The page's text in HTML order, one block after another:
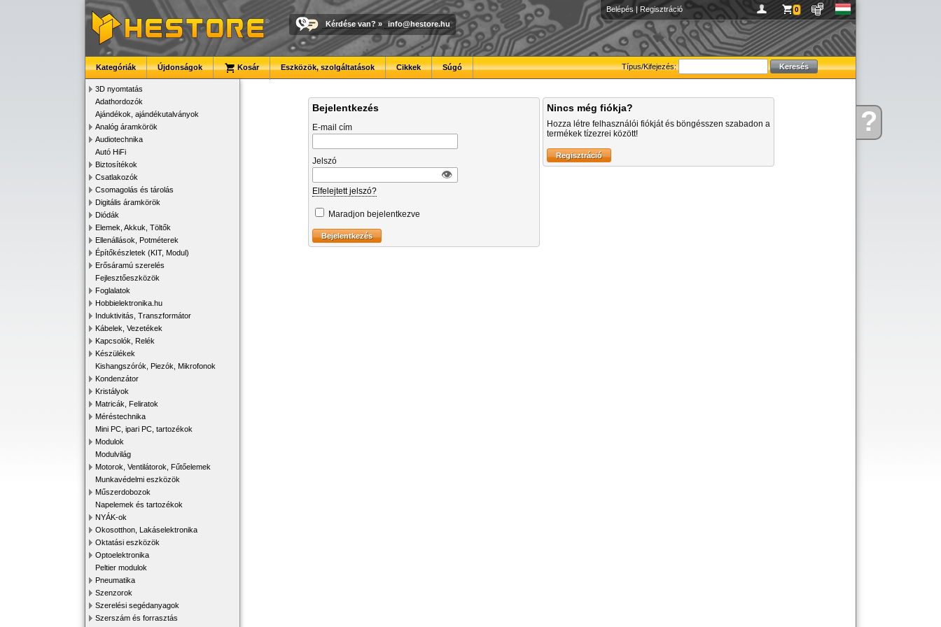
Kérdése?
Belépés | Regisztráció 0
Kérdése van? » info@hestore.hu
Típus/Kifejezés:
Kategóriák Újdonságok Kosár Eszközök, szolgáltatások Cikkek Súgó
3D nyomtatás
Adathordozók
Ajándékok, ajándékutalványok
Analóg áramkörök
Audiotechnika
Autó HiFi
Biztosítékok
Csatlakozók
Csomagolás és tárolás
Digitális áramkörök
Diódák
Elemek, Akkuk, Töltők
Ellenállások, Potméterek
Építőkészletek (KIT, Modul)
Erősáramú szerelés
Fejlesztőeszközök
Foglalatok
Hobbielektronika.hu
Induktivitás, Transzformátor
Kábelek, Vezetékek
Kapcsolók, Relék
Készülékek
Kishangszórók, Piezók, Mikrofonok
Kondenzátor
Kristályok
Matricák, Feliratok
Méréstechnika
Mini PC, ipari PC, tartozékok
Modulok
Modulvilág
Motorok, Ventilátorok, Fűtőelemek
Munkavédelmi eszközök
Műszerdobozok
Napelemek és tartozékok
NYÁK-ok
Okosotthon, Lakáselektronika
Oktatási eszközök
Optoelektronika
Peltier modulok
Pneumatika
Szenzorok
Szerelési segédanyagok
Szerszám és forrasztás
Bejelentkezés
E-mail cím
Jelszó
👁︎
Elfelejtett jelszó?
Maradjon bejelentkezve
Nincs még fiókja?
Hozza létre felhasználói fiókját és böngésszen szabadon a
termékek tízezrei között!